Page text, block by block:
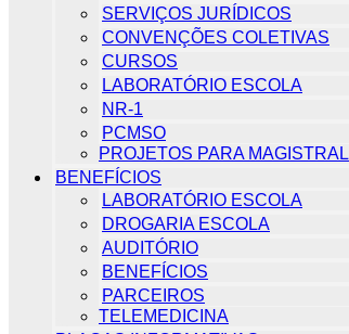
SERVIÇOS JURÍDICOS
CONVENÇÕES COLETIVAS
CURSOS
LABORATÓRIO ESCOLA
NR-1
PCMSO
PROJETOS PARA MAGISTRAL
BENEFÍCIOS
LABORATÓRIO ESCOLA
DROGARIA ESCOLA
AUDITÓRIO
BENEFÍCIOS
PARCEIROS
TELEMEDICINA